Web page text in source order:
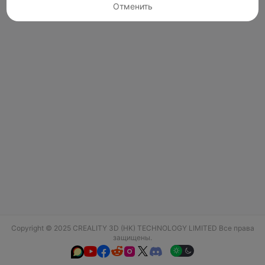
Copyright © 2025 CREALITY 3D (HK) TECHNOLOGY LIMITED Все права
защищены.
  
Отменить